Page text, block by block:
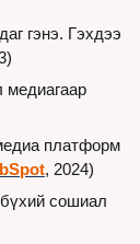
гэнэ. Гэхдээ
медиагаар
платформ
, 2024)
сошиал